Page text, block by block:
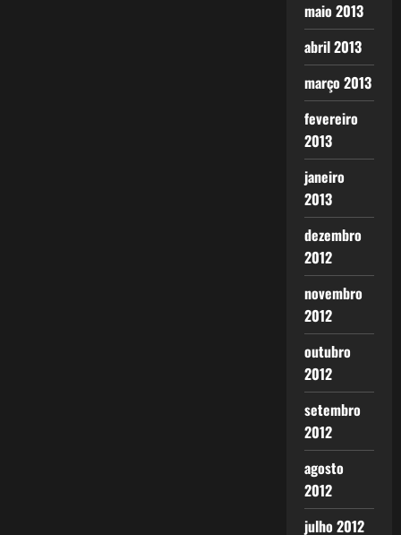
maio 2013
abril 2013
março 2013
fevereiro
2013
janeiro
2013
dezembro
2012
novembro
2012
outubro
2012
setembro
2012
agosto
2012
julho 2012